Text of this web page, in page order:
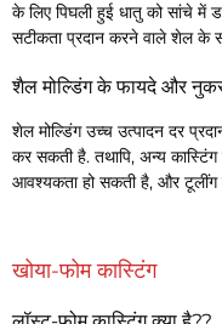
के लिए पिघली हुई धातु को सांचे में
सटीकता प्रदान करने वाले शेल के
शैल मोल्डिंग के फायदे और
शेल मोल्डिंग उच्च उत्पादन दर
कर सकती है. तथापि, अन्य कास्टिंग
आवश्यकता हो सकती है, और टूलींग
खोया-फोम कास्टिंग